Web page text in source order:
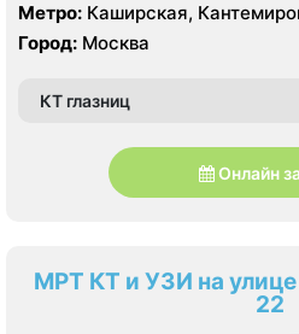
Метро: Каширская,
Город: Москва
КТ глазниц
Онлайн
МРТ КТ и УЗИ на
22